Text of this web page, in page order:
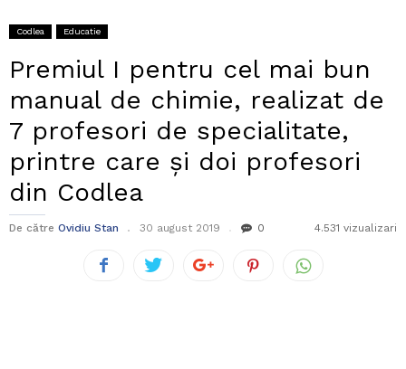
Codlea Educatie
Premiul I pentru cel mai bun
manual de chimie, realizat de
7 profesori de specialitate,
printre care și doi profesori
din Codlea
De către Ovidiu Stan 30 august 2019 0 4.531 vizualizari